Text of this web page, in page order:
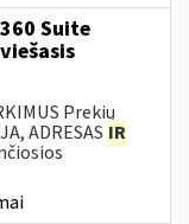
Suite
Prekių
ADRESAS IR